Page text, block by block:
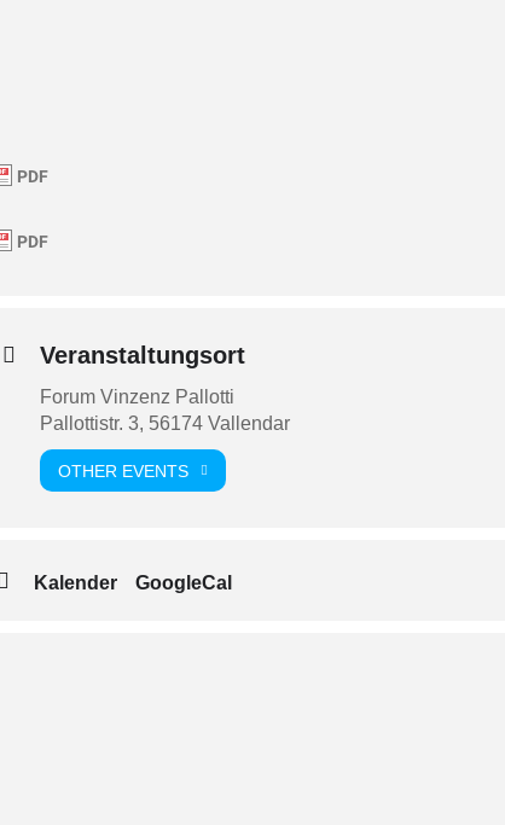
Veranstaltungsort
Forum Vinzenz Pallotti
Pallottistr. 3, 56174 Vallendar
OTHER EVENTS
Kalender GoogleCal